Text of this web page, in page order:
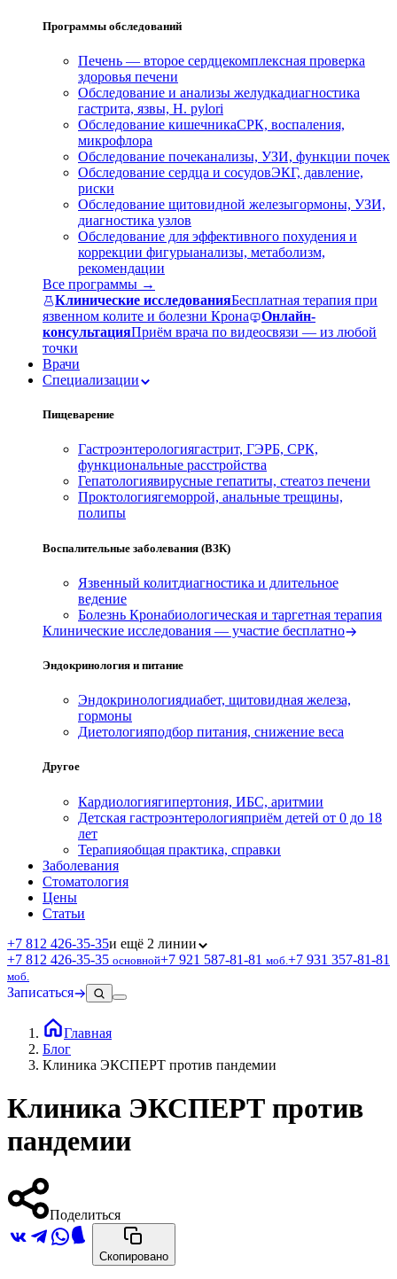
Программы обследований
Печень — второе сердцекомплексная проверка
здоровья печени
Обследование и анализы желудкадиагностика
гастрита, язвы, H. pylori
Обследование кишечникаСРК, воспаления,
микрофлора
Обследование почеканализы, УЗИ, функции почек
Обследование сердца и сосудовЭКГ, давление,
риски
Обследование щитовидной железыгормоны, УЗИ,
диагностика узлов
Обследование для эффективного похудения и
коррекции фигурыанализы, метаболизм,
рекомендации
Все программы →
Клинические исследованияБесплатная терапия при
язвенном колите и болезни Крона
Онлайн-
консультацияПриём врача по видеосвязи — из любой
точки
Врачи
Специализации
Пищеварение
Гастроэнтерологиягастрит, ГЭРБ, СРК,
функциональные расстройства
Гепатологиявирусные гепатиты, стеатоз печени
Проктологиягеморрой, анальные трещины,
полипы
Воспалительные заболевания (ВЗК)
Язвенный колитдиагностика и длительное
ведение
Болезнь Кронабиологическая и таргетная терапия
Клинические исследования — участие бесплатно
Эндокринология и питание
Эндокринологиядиабет, щитовидная железа,
гормоны
Диетологияподбор питания, снижение веса
Другое
Кардиологиягипертония, ИБС, аритмии
Детская гастроэнтерологияприём детей от 0 до 18
лет
Терапияобщая практика, справки
Заболевания
Стоматология
Цены
Статьи
+7 812 426‑35‑35и ещё 2 линии
+7 812 426‑35‑35 основной+7 921 587‑81‑81 моб. +7 931 357‑81‑81
моб.
Записаться
Главная
Блог
Клиника ЭКСПЕРТ против пандемии
Клиника ЭКСПЕРТ против
пандемии
Поделиться
Скопировано